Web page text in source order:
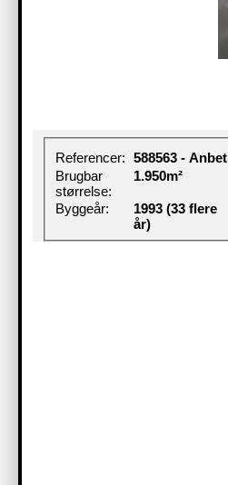
Referencer:
588563 - Anbet
Brugbar
størrelse:
1.950m²
Byggeår:
1993 (33 flere
år)